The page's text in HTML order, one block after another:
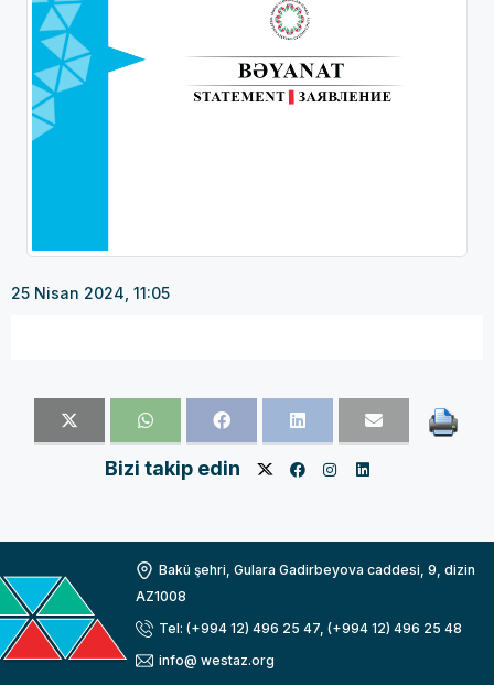
25 Nisan 2024, 11:05
Bizi takip edin
Bakü şehri, Gulara Gadirbeyova caddesi, 9, dizin
AZ1008
Tel: (+994 12) 496 25 47, (+994 12) 496 25 48
info@ westaz.org